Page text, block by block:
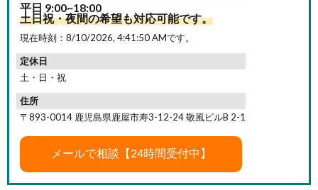
平日 9:00~18:00
土日祝・夜間の希望も対応可能です。
現在時刻： 8/10/2026, 4:41:52 AMです。
定休日
土・日・祝
住所
〒893-0014 鹿児島県鹿屋市寿3-12-24 敬風ビルB 2-1